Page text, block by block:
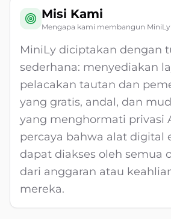
Misi Kami
Mengapa kami membangun MiniLy
MiniLy diciptakan dengan
sederhana: menyediakan
pelacakan tautan dan
yang gratis, andal, dan
yang menghormati privasi
percaya bahwa alat digital
dapat diakses oleh semua
dari anggaran atau
mereka.